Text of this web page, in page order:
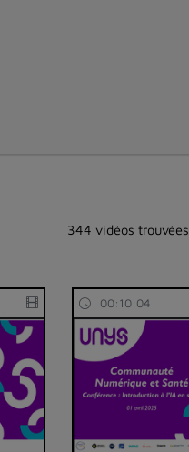
344 vidéos trouvées
00:10:04